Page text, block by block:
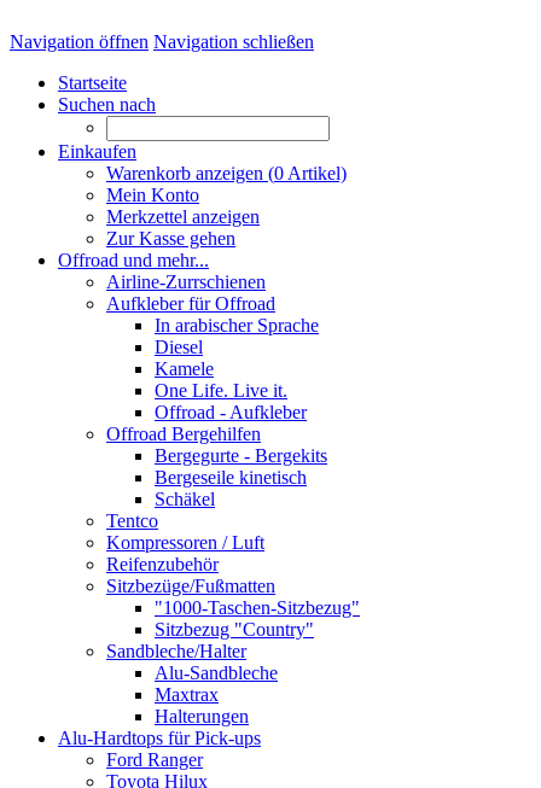
Navigation öffnen Navigation schließen
Startseite
Suchen nach
Einkaufen
Warenkorb anzeigen (0 Artikel)
Mein Konto
Merkzettel anzeigen
Zur Kasse gehen
Offroad und mehr...
Airline-Zurrschienen
Aufkleber für Offroad
In arabischer Sprache
Diesel
Kamele
One Life. Live it.
Offroad - Aufkleber
Offroad Bergehilfen
Bergegurte - Bergekits
Bergeseile kinetisch
Schäkel
Tentco
Kompressoren / Luft
Reifenzubehör
Sitzbezüge/Fußmatten
"1000-Taschen-Sitzbezug"
Sitzbezug "Country"
Sandbleche/Halter
Alu-Sandbleche
Maxtrax
Halterungen
Alu-Hardtops für Pick-ups
Ford Ranger
Toyota Hilux